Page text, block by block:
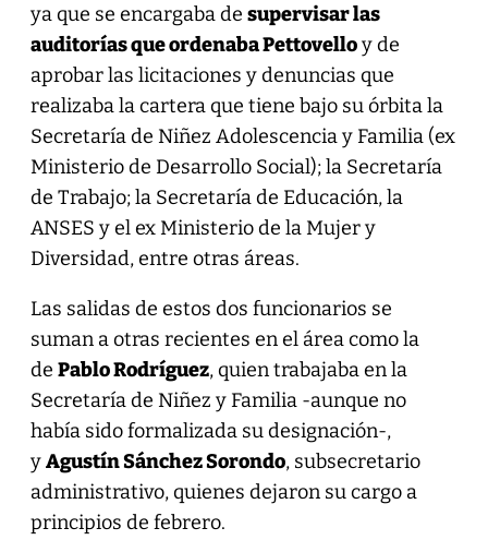
ya que se encargaba de supervisar las
auditorías que ordenaba Pettovelloy de
aprobar las licitaciones y denuncias que
realizaba la cartera que tiene bajo su órbita la
Secretaría de Niñez Adolescencia y Familia (ex
Ministerio de Desarrollo Social); la Secretaría
de Trabajo; la Secretaría de Educación, la
ANSES y el ex Ministerio de la Mujer y
Diversidad, entre otras áreas.
Las salidas de estos dos funcionarios se
suman a otras recientes en el área como la
de Pablo Rodríguez, quien trabajaba en la
Secretaría de Niñez y Familia -aunque no
había sido formalizada su designación-,
yAgustín Sánchez Sorondo, subsecretario
administrativo, quienes dejaron su cargo a
principios de febrero.